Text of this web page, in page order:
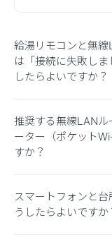
給湯リモコンと無
は「接続に失敗し
したらよいですか？
推奨する無線LAN
ーター（ポケット
すか？
スマートフォンと
うしたらよいですか